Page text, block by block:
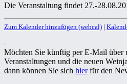
Die Veranstaltung findet 27.-
Zum Kalender hinzufügen (webcal) |
Möchten Sie künftig per E-Mail über
Veranstaltungen und die neuen
dann können Sie sich hierfür den